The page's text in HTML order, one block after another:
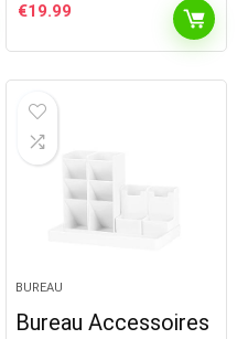
€19.99
BUREAU
Bureau Accessoires